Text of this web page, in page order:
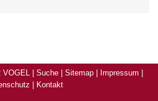
| Suche Sitemap Impressum
Kontakt